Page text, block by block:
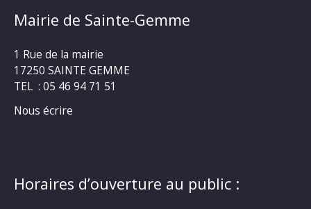
Mairie de Sainte-Gemme
1 Rue de la mairie
17250 SAINTE GEMME
TEL : 05 46 94 71 51
Nous écrire
Horaires d’ouverture au public :